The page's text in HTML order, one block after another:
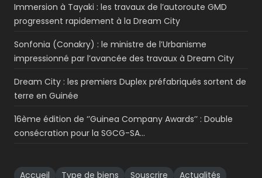
Immersion à Tayaki : les travaux de l’autoroute GMD
progressent rapidement à la Dream City
Sonfonia (Conakry) : le ministre de l’Urbanisme
impressionné par l’avancée des travaux à Dream City
Dream City : les premiers Duplex préfabriqués sortent de
terre en Guinée
16ème édition de ‘’Guinea Company Awards’’ : Double
consécration pour la SGCG-SA…
Accueil Type de biens Souscrire
Actualités